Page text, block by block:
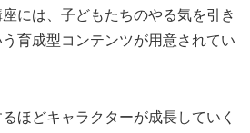
には、子どもたちのやる気を引き
育成型コンテンツが用意されてい
ほどキャラクターが成長していく